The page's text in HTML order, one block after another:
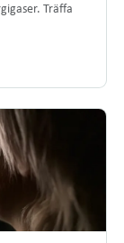
Träffa